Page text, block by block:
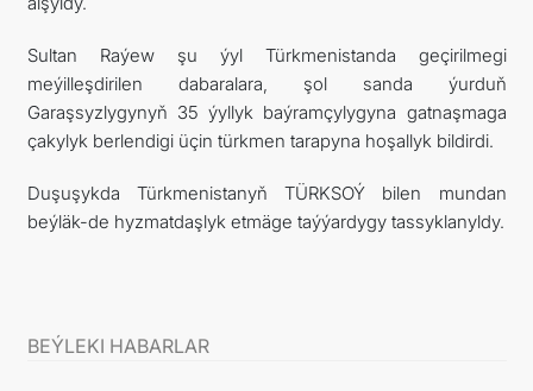
Sultan Raýew şu ýyl Türkmenistanda geçirilmegi
meýilleşdirilen dabaralara, şol sanda ýurduň
Garaşsyzlygynyň 35 ýyllyk baýramçylygyna gatnaşmaga
çakylyk berlendigi üçin türkmen tarapyna hoşallyk bildirdi.
Duşuşykda Türkmenistanyň TÜRKSOÝ bilen mundan
beýläk-de hyzmatdaşlyk etmäge taýýardygy tassyklanyldy.
BEÝLEKI HABARLAR